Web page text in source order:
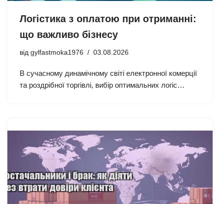
Логістика з оплатою при отриманні:
що важливо бізнесу
від gylfastmoka1976 03.08.2026
В сучасному динамічному світі електронної комерції
та роздрібної торгівлі, вибір оптимальних логіс…